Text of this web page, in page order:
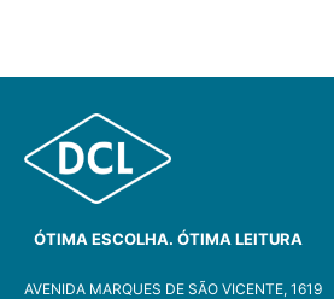
ÓTIMA ESCOLHA. ÓTIMA LEITURA
AVENIDA MARQUES DE SÃO VICENTE, 1619